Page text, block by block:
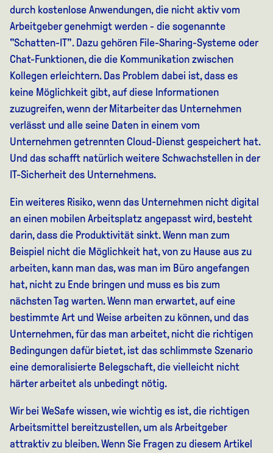
durch kostenlose Anwendungen, die nicht aktiv vom
Arbeitgeber genehmigt werden - die sogenannte
"Schatten-IT". Dazu gehören File-Sharing-Systeme oder
Chat-Funktionen, die die Kommunikation zwischen
Kollegen erleichtern. Das Problem dabei ist, dass es
keine Möglichkeit gibt, auf diese Informationen
zuzugreifen, wenn der Mitarbeiter das Unternehmen
verlässt und alle seine Daten in einem vom
Unternehmen getrennten Cloud-Dienst gespeichert hat.
Und das schafft natürlich weitere Schwachstellen in der
IT-Sicherheit des Unternehmens.
Ein weiteres Risiko, wenn das Unternehmen nicht digital
an einen mobilen Arbeitsplatz angepasst wird, besteht
darin, dass die Produktivität sinkt. Wenn man zum
Beispiel nicht die Möglichkeit hat, von zu Hause aus zu
arbeiten, kann man das, was man im Büro angefangen
hat, nicht zu Ende bringen und muss es bis zum
nächsten Tag warten. Wenn man erwartet, auf eine
bestimmte Art und Weise arbeiten zu können, und das
Unternehmen, für das man arbeitet, nicht die richtigen
Bedingungen dafür bietet, ist das schlimmste Szenario
eine demoralisierte Belegschaft, die vielleicht nicht
härter arbeitet als unbedingt nötig.
Wir bei WeSafe wissen, wie wichtig es ist, die richtigen
Arbeitsmittel bereitzustellen, um als Arbeitgeber
attraktiv zu bleiben. Wenn Sie Fragen zu diesem Artikel